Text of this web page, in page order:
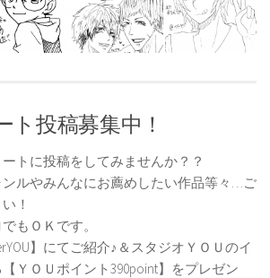
ト投稿募集中！
トに投稿をしてみませんか？？
ルやみんなにお薦めしたい作品等々…ご
！
もＯＫです。
】にてご紹介♪＆スタジオＹＯＵのイ
ＹＯＵポイント390point】をプレゼン